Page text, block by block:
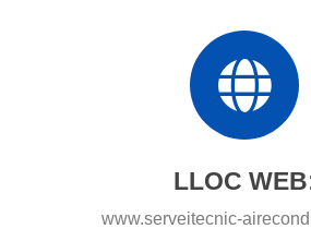
LLOC
www.serveitecnic-